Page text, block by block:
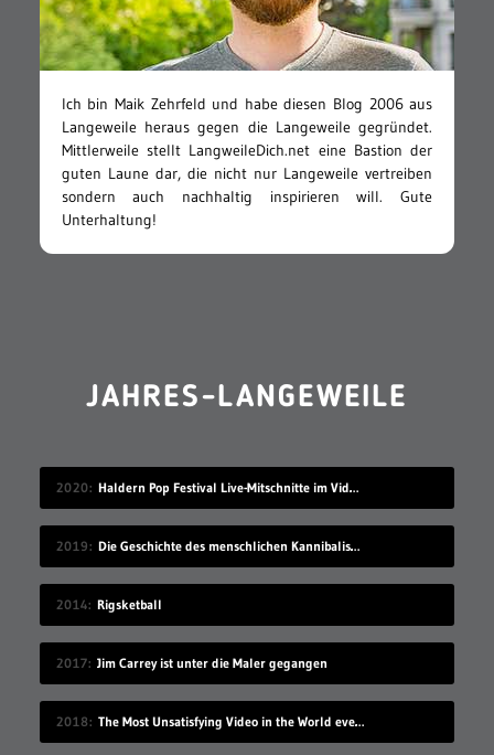
Ich bin Maik Zehrfeld und habe diesen Blog 2006 aus
Langeweile heraus gegen die Langeweile gegründet.
Mittlerweile stellt LangweileDich.net eine Bastion der
guten Laune dar, die nicht nur Langeweile vertreiben
sondern auch nachhaltig inspirieren will. Gute
Unterhaltung!
JAHRES-LANGEWEILE
2020 Haldern Pop Festival Live-Mitschnitte im Videostream (2008-2019)
2019 Die Geschichte des menschlichen Kannibalismus
2014 Rigsketball
2017 Jim Carrey ist unter die Maler gegangen
2018 The Most Unsatisfying Video in the World ever made – part 2